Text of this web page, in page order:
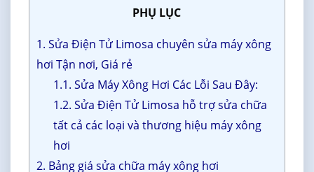
PHỤ LỤC
1. Sửa Điện Tử Limosa chuyên sửa máy xông
hơi Tận nơi, Giá rẻ
1.1. Sửa Máy Xông Hơi Các Lỗi Sau Đây:
1.2. Sửa Điện Tử Limosa hỗ trợ sửa chữa
tất cả các loại và thương hiệu máy xông
hơi
2. Bảng giá sửa chữa máy xông hơi